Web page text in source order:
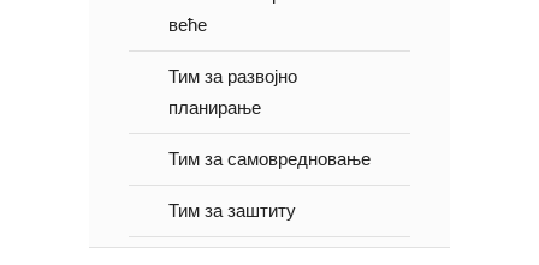
веће
Тим за развојно
планирање
Тим за самовредновање
Тим за заштиту